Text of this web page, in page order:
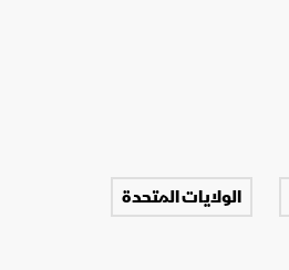
الولايات المتحدة